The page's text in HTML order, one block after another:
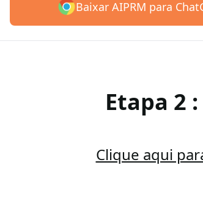
Baixar AIPRM para
Etapa 2
Clique aqui